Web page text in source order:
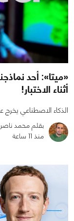
267
«ميتا»: أحد
أثناء الاختبار!
الذكاء الاصطناعي
بقلم محمد ناصر
منذ 11 ساعة